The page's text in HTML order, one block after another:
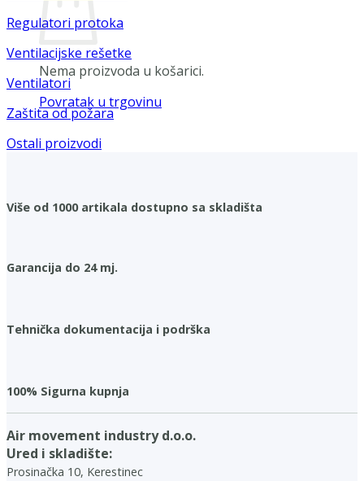
Nema proizvoda u košarici.
Povratak u trgovinu
Regulatori protoka
Ventilacijske rešetke
Ventilatori
Zaštita od požara
Ostali proizvodi
Više od 1000 artikala dostupno sa skladišta
Garancija do 24 mj.
Tehnička dokumentacija i podrška
100% Sigurna kupnja
Air movement industry d.o.o.
Ured i skladište:
Prosinačka 10, Kerestinec